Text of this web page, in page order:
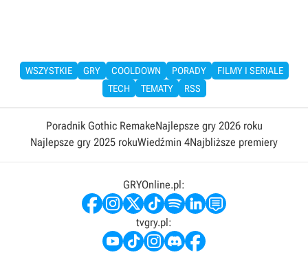
WSZYSTKIE GRY COOLDOWN PORADY
FILMY I SERIALE
TECH
TEMATY RSS
Poradnik Gothic RemakeNajlepsze gry 2026 roku
Najlepsze gry 2025 rokuWiedźmin 4Najbliższe premiery
GRYOnline.pl:
tvgry.pl: